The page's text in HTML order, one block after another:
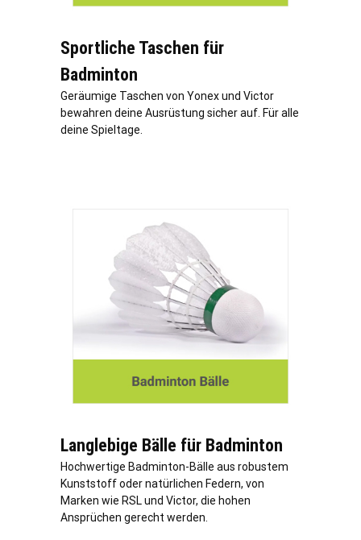
Sportliche Taschen für
Badminton
Geräumige Taschen von Yonex und Victor
bewahren deine Ausrüstung sicher auf. Für alle
deine Spieltage.
Langlebige Bälle für Badminton
Hochwertige Badminton-Bälle aus robustem
Kunststoff oder natürlichen Federn, von
Marken wie RSL und Victor, die hohen
Ansprüchen gerecht werden.